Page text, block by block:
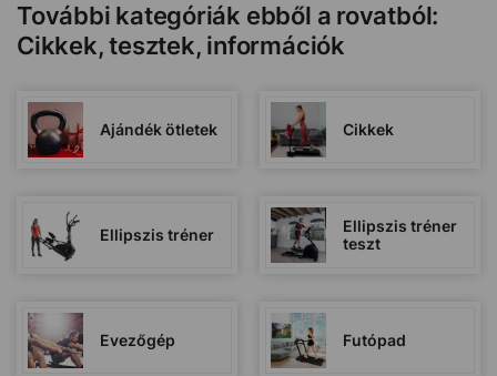
További kategóriák ebből a rovatból:
Cikkek, tesztek, információk
Ajándék ötletek Cikkek
Ellipszis tréner
Ellipszis tréner
teszt
Evezőgép Futópad